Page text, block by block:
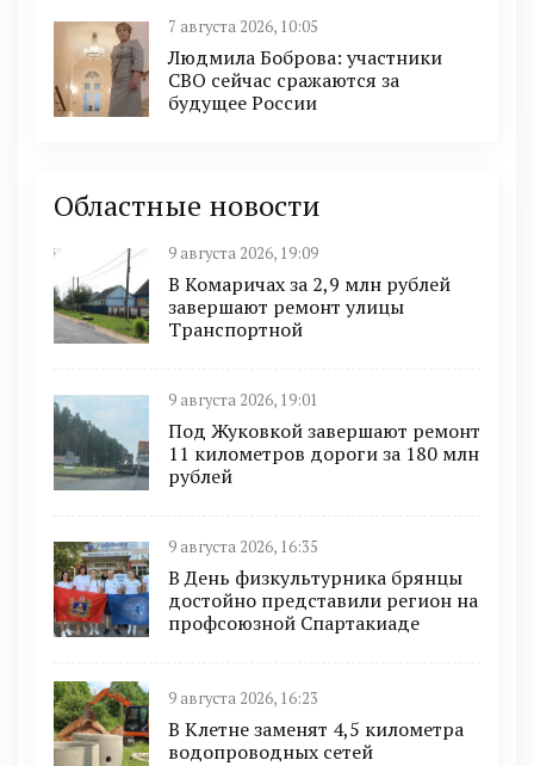
7 августа 2026, 10:05
Людмила Боброва: участники
СВО сейчас сражаются за
будущее России
Областные новости
9 августа 2026, 19:09
В Комаричах за 2,9 млн рублей
завершают ремонт улицы
Транспортной
9 августа 2026, 19:01
Под Жуковкой завершают ремонт
11 километров дороги за 180 млн
рублей
9 августа 2026, 16:35
В День физкультурника брянцы
достойно представили регион на
профсоюзной Спартакиаде
9 августа 2026, 16:23
В Клетне заменят 4,5 километра
водопроводных сетей